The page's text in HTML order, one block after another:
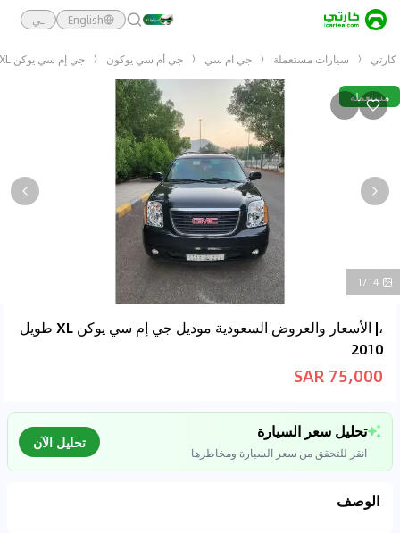
English ـي
كارتي سيارات مستعملة جي ام سي جي أم سي يوكون جي إم سي يوكن XL طويل 2010
مستعملة
1/14
،| الأسعار والعروض السعودية موديل جي إم سي يوكن XL طويل
2010
75,000 SAR
تحليل سعر السيارة
انقر للتحقق من سعر السيارة ومخاطرها
تحليل الآن
الوصف